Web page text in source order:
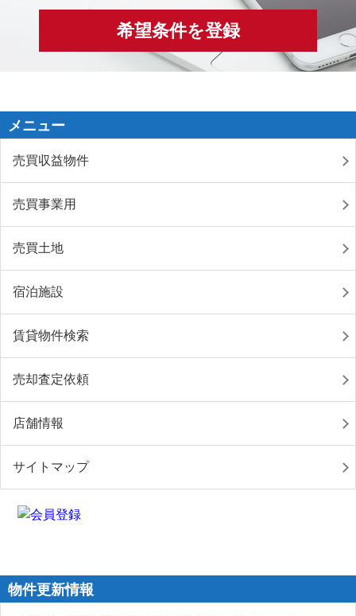
希望条件を登録
メニュー
売買収益物件
売買事業用
売買土地
宿泊施設
賃貸物件検索
売却査定依頼
店舗情報
サイトマップ
物件更新情報